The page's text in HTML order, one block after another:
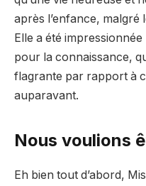
après l’enfance, malgré
Elle a été
pour la connaissance,
flagrante par rapport à
auparavant.
Nous voulions
Eh bien tout d’abord,